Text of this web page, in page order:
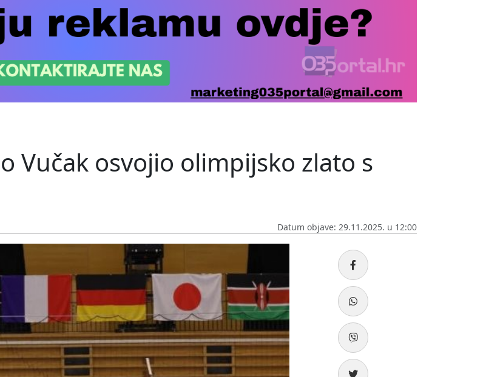
Vučak osvojio olimpijsko zlato s
Datum objave: 29.11.2025. u 12:00